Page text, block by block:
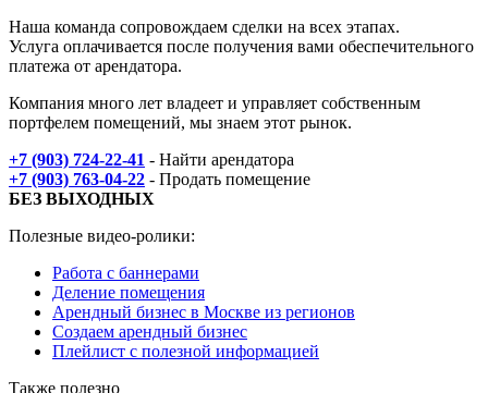
Наша команда сопровождаем сделки на всех этапах.
Услуга оплачивается после получения вами обеспечительного
платежа от арендатора.
Компания много лет владеет и управляет собственным
портфелем помещений, мы знаем этот рынок.
+7 (903) 724-22-41 - Найти арендатора
+7 (903) 763-04-22 - Продать помещение
БЕЗ ВЫХОДНЫХ
Полезные видео-ролики:
Работа с баннерами
Деление помещения
Арендный бизнес в Москве из регионов
Создаем арендный бизнес
Плейлист с полезной информацией
Также полезно